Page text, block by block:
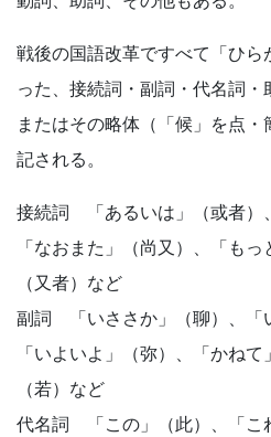
戦後の国語改革ですべて「ひ
った、接続詞・副詞・代名詞
またはその略体（「候」を点
記される。
接続詞 「あるいは」（或者）
「なおまた」（尚又）、「も
（又者）など
副詞 「いささか」（聊）、「
「いよいよ」（弥）、「かねて
（若）など
代名詞 「この」（此）、「こ